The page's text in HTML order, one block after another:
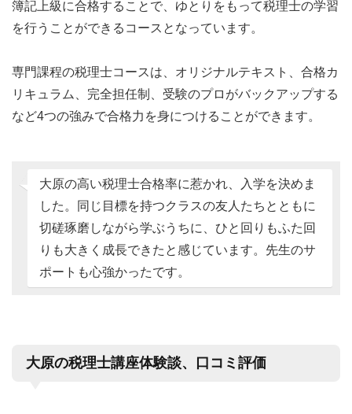
簿記上級に合格することで、ゆとりをもって税理士の学習
を行うことができるコースとなっています。
専門課程の税理士コースは、オリジナルテキスト、合格カ
リキュラム、完全担任制、受験のプロがバックアップする
など4つの強みで合格力を身につけることができます。
大原の高い税理士合格率に惹かれ、入学を決めま
した。同じ目標を持つクラスの友人たちとともに
切磋琢磨しながら学ぶうちに、ひと回りもふた回
りも大きく成長できたと感じています。先生のサ
ポートも心強かったです。
大原の税理士講座体験談、口コミ評価